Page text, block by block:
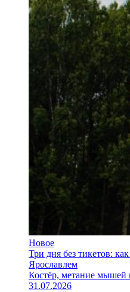
Новое
Три дня без тикетов:
Ярославлем
Костёр, метание мышей
31.07.2026